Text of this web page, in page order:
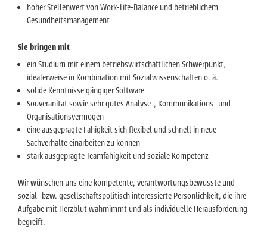
hoher Stellenwert von Work-Life-Balance und betrieblichem
Gesundheitsmanagement
Sie bringen mit
ein Studium mit einem betriebswirtschaftlichen Schwerpunkt,
idealerweise in Kombination mit Sozialwissenschaften o. ä.
solide Kenntnisse gängiger Software
Souveränität sowie sehr gutes Analyse-, Kommunikations- und
Organisationsvermögen
eine ausgeprägte Fähigkeit sich flexibel und schnell in neue
Sachverhalte einarbeiten zu können
stark ausgeprägte Teamfähigkeit und soziale Kompetenz
Wir wünschen uns eine kompetente, verantwortungsbewusste und
sozial- bzw. gesellschaftspolitisch interessierte Persönlichkeit, die ihre
Aufgabe mit Herzblut wahrnimmt und als individuelle Herausforderung
begreift.